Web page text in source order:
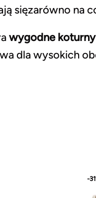
sięzarówno na
wygodne
dla wysokich
-